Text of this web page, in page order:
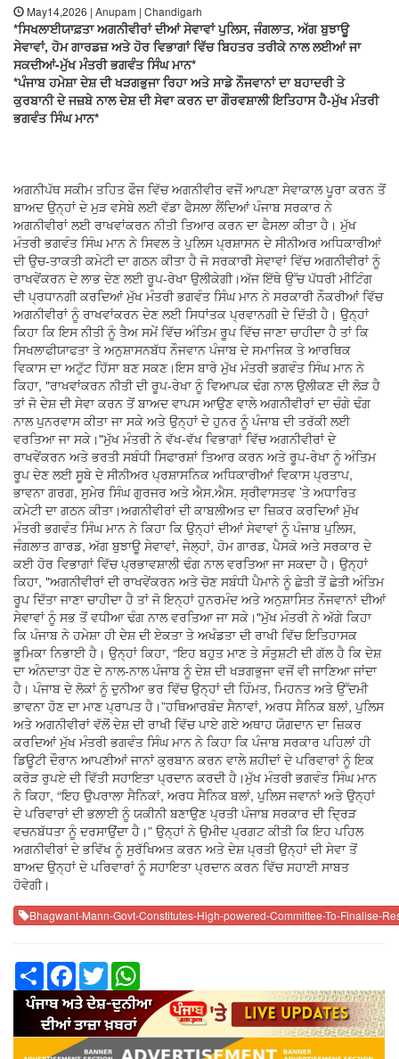
May14,2026 | Anupam | Chandigarh
*ਸਿਖਲਾਈਯਾਫ਼ਤਾ ਅਗਨੀਵੀਰਾਂ ਦੀਆਂ ਸੇਵਾਵਾਂ ਪੁਲਿਸ, ਜੰਗਲਾਤ, ਅੱਗ ਬੁਝਾਊ
ਸੇਵਾਵਾਂ, ਹੋਮ ਗਾਰਡਜ਼ ਅਤੇ ਹੋਰ ਵਿਭਾਗਾਂ ਵਿੱਚ ਬਿਹਤਰ ਤਰੀਕੇ ਨਾਲ ਲਈਆਂ ਜਾ
ਸਕਦੀਆਂ-ਮੁੱਖ ਮੰਤਰੀ ਭਗਵੰਤ ਸਿੰਘ ਮਾਨ*
*ਪੰਜਾਬ ਹਮੇਸ਼ਾ ਦੇਸ਼ ਦੀ ਖੜਗਭੁਜਾ ਰਿਹਾ ਅਤੇ ਸਾਡੇ ਨੌਜਵਾਨਾਂ ਦਾ ਬਹਾਦਰੀ ਤੇ
ਕੁਰਬਾਨੀ ਦੇ ਜਜ਼ਬੇ ਨਾਲ ਦੇਸ਼ ਦੀ ਸੇਵਾ ਕਰਨ ਦਾ ਗੌਰਵਸ਼ਾਲੀ ਇਤਿਹਾਸ ਹੈ-ਮੁੱਖ ਮੰਤਰੀ
ਭਗਵੰਤ ਸਿੰਘ ਮਾਨ*
ਅਗਨੀਪੱਥ ਸਕੀਮ ਤਹਿਤ ਫੌਜ ਵਿੱਚ ਅਗਨੀਵੀਰ ਵਜੋਂ ਆਪਣਾ ਸੇਵਾਕਾਲ ਪੂਰਾ ਕਰਨ ਤੋਂ
ਬਾਅਦ ਉਨ੍ਹਾਂ ਦੇ ਮੁੜ ਵਸੇਬੇ ਲਈ ਵੱਡਾ ਫੈਸਲਾ ਲੈਂਦਿਆਂ ਪੰਜਾਬ ਸਰਕਾਰ ਨੇ
ਅਗਨੀਵੀਰਾਂ ਲਈ ਰਾਖਵਾਂਕਰਨ ਨੀਤੀ ਤਿਆਰ ਕਰਨ ਦਾ ਫੈਸਲਾ ਕੀਤਾ ਹੈ। ਮੁੱਖ
ਮੰਤਰੀ ਭਗਵੰਤ ਸਿੰਘ ਮਾਨ ਨੇ ਸਿਵਲ ਤੇ ਪੁਲਿਸ ਪ੍ਰਸ਼ਾਸਨ ਦੇ ਸੀਨੀਅਰ ਅਧਿਕਾਰੀਆਂ
ਦੀ ਉਚ-ਤਾਕਤੀ ਕਮੇਟੀ ਦਾ ਗਠਨ ਕੀਤਾ ਹੈ ਜੋ ਸਰਕਾਰੀ ਸੇਵਾਵਾਂ ਵਿੱਚ ਅਗਨੀਵੀਰਾਂ ਨੂੰ
ਰਾਖਵੇਂਕਰਨ ਦੇ ਲਾਭ ਦੇਣ ਲਈ ਰੂਪ-ਰੇਖਾ ਉਲੀਕੇਗੀ।ਅੱਜ ਇੱਥੇ ਉੱਚ ਪੱਧਰੀ ਮੀਟਿੰਗ
ਦੀ ਪ੍ਰਧਾਨਗੀ ਕਰਦਿਆਂ ਮੁੱਖ ਮੰਤਰੀ ਭਗਵੰਤ ਸਿੰਘ ਮਾਨ ਨੇ ਸਰਕਾਰੀ ਨੌਕਰੀਆਂ ਵਿੱਚ
ਅਗਨੀਵੀਰਾਂ ਨੂੰ ਰਾਖਵਾਂਕਰਨ ਦੇਣ ਲਈ ਸਿਧਾਂਤਕ ਪ੍ਰਵਾਨਗੀ ਦੇ ਦਿੱਤੀ ਹੈ। ਉਨ੍ਹਾਂ
ਕਿਹਾ ਕਿ ਇਸ ਨੀਤੀ ਨੂੰ ਤੈਅ ਸਮੇਂ ਵਿੱਚ ਅੰਤਿਮ ਰੂਪ ਵਿੱਚ ਜਾਣਾ ਚਾਹੀਦਾ ਹੈ ਤਾਂ ਕਿ
ਸਿਖਲਾਫੀਯਾਫਤਾ ਤੇ ਅਨੁਸ਼ਾਸਨਬੱਧ ਨੌਜਵਾਨ ਪੰਜਾਬ ਦੇ ਸਮਾਜਿਕ ਤੇ ਆਰਥਿਕ
ਵਿਕਾਸ ਦਾ ਅਟੁੱਟ ਹਿੱਸਾ ਬਣ ਸਕਣ।ਇਸ ਬਾਰੇ ਮੁੱਖ ਮੰਤਰੀ ਭਗਵੰਤ ਸਿੰਘ ਮਾਨ ਨੇ
ਕਿਹਾ, "ਰਾਖਵਾਂਕਰਨ ਨੀਤੀ ਦੀ ਰੂਪ-ਰੇਖਾ ਨੂੰ ਵਿਆਪਕ ਢੰਗ ਨਾਲ ਉਲੀਕਣ ਦੀ ਲੋੜ ਹੈ
ਤਾਂ ਜੋ ਦੇਸ਼ ਦੀ ਸੇਵਾ ਕਰਨ ਤੋਂ ਬਾਅਦ ਵਾਪਸ ਆਉਣ ਵਾਲੇ ਅਗਨੀਵੀਰਾਂ ਦਾ ਚੰਗੇ ਢੰਗ
ਨਾਲ ਪੁਨਰਵਾਸ ਕੀਤਾ ਜਾ ਸਕੇ ਅਤੇ ਉਨ੍ਹਾਂ ਦੇ ਹੁਨਰ ਨੂੰ ਪੰਜਾਬ ਦੀ ਤਰੱਕੀ ਲਈ
ਵਰਤਿਆ ਜਾ ਸਕੇ।"ਮੁੱਖ ਮੰਤਰੀ ਨੇ ਵੱਖ-ਵੱਖ ਵਿਭਾਗਾਂ ਵਿੱਚ ਅਗਨੀਵੀਰਾਂ ਦੇ
ਰਾਖਵੇਂਕਰਨ ਅਤੇ ਭਰਤੀ ਸਬੰਧੀ ਸਿਫਾਰਸ਼ਾਂ ਤਿਆਰ ਕਰਨ ਅਤੇ ਰੂਪ-ਰੇਖਾ ਨੂੰ ਅੰਤਿਮ
ਰੂਪ ਦੇਣ ਲਈ ਸੂਬੇ ਦੇ ਸੀਨੀਅਰ ਪ੍ਰਸ਼ਾਸਨਿਕ ਅਧਿਕਾਰੀਆਂ ਵਿਕਾਸ ਪ੍ਰਤਾਪ,
ਭਾਵਨਾ ਗਰਗ, ਸੁਮੇਰ ਸਿੰਘ ਗੁਰਜਰ ਅਤੇ ਐਸ.ਐਸ. ਸ੍ਰੀਵਾਸਤਵ ’ਤੇ ਅਧਾਰਿਤ
ਕਮੇਟੀ ਦਾ ਗਠਨ ਕੀਤਾ।ਅਗਨੀਵੀਰਾਂ ਦੀ ਕਾਬਲੀਅਤ ਦਾ ਜ਼ਿਕਰ ਕਰਦਿਆਂ ਮੁੱਖ
ਮੰਤਰੀ ਭਗਵੰਤ ਸਿੰਘ ਮਾਨ ਨੇ ਕਿਹਾ ਕਿ ਉਨ੍ਹਾਂ ਦੀਆਂ ਸੇਵਾਵਾਂ ਨੂੰ ਪੰਜਾਬ ਪੁਲਿਸ,
ਜੰਗਲਾਤ ਗਾਰਡ, ਅੱਗ ਬੁਝਾਊ ਸੇਵਾਵਾਂ, ਜੇਲ੍ਹਾਂ, ਹੋਮ ਗਾਰਡ, ਪੈਸਕੋ ਅਤੇ ਸਰਕਾਰ ਦੇ
ਕਈ ਹੋਰ ਵਿਭਾਗਾਂ ਵਿੱਚ ਪ੍ਰਭਾਵਸ਼ਾਲੀ ਢੰਗ ਨਾਲ ਵਰਤਿਆ ਜਾ ਸਕਦਾ ਹੈ। ਉਨ੍ਹਾਂ
ਕਿਹਾ, "ਅਗਨੀਵੀਰਾਂ ਦੀ ਰਾਖਵੇਂਕਰਨ ਅਤੇ ਚੋਣ ਸਬੰਧੀ ਪੈਮਾਨੇ ਨੂੰ ਛੇਤੀ ਤੋਂ ਛੇਤੀ ਅੰਤਿਮ
ਰੂਪ ਦਿੱਤਾ ਜਾਣਾ ਚਾਹੀਦਾ ਹੈ ਤਾਂ ਜੋ ਇਨ੍ਹਾਂ ਹੁਨਰਮੰਦ ਅਤੇ ਅਨੁਸ਼ਾਸਿਤ ਨੌਜਵਾਨਾਂ ਦੀਆਂ
ਸੇਵਾਵਾਂ ਨੂੰ ਸਭ ਤੋਂ ਵਧੀਆ ਢੰਗ ਨਾਲ ਵਰਤਿਆ ਜਾ ਸਕੇ।"ਮੁੱਖ ਮੰਤਰੀ ਨੇ ਅੱਗੇ ਕਿਹਾ
ਕਿ ਪੰਜਾਬ ਨੇ ਹਮੇਸ਼ਾ ਹੀ ਦੇਸ਼ ਦੀ ਏਕਤਾ ਤੇ ਅਖੰਡਤਾ ਦੀ ਰਾਖੀ ਵਿੱਚ ਇਤਿਹਾਸਕ
ਭੂਮਿਕਾ ਨਿਭਾਈ ਹੈ। ਉਨ੍ਹਾਂ ਕਿਹਾ, “ਇਹ ਬਹੁਤ ਮਾਣ ਤੇ ਸੰਤੁਸ਼ਟੀ ਦੀ ਗੱਲ ਹੈ ਕਿ ਦੇਸ਼
ਦਾ ਅੰਨਦਾਤਾ ਹੋਣ ਦੇ ਨਾਲ-ਨਾਲ ਪੰਜਾਬ ਨੂੰ ਦੇਸ਼ ਦੀ ਖੜਗਭੁਜਾ ਵਜੋਂ ਵੀ ਜਾਣਿਆ ਜਾਂਦਾ
ਹੈ। ਪੰਜਾਬ ਦੇ ਲੋਕਾਂ ਨੂੰ ਦੁਨੀਆ ਭਰ ਵਿੱਚ ਉਨ੍ਹਾਂ ਦੀ ਹਿੰਮਤ, ਮਿਹਨਤ ਅਤੇ ਉੱਦਮੀ
ਭਾਵਨਾ ਹੋਣ ਦਾ ਮਾਣ ਪ੍ਰਾਪਤ ਹੈ।”ਹਥਿਆਰਬੰਦ ਸੈਨਾਵਾਂ, ਅਰਧ ਸੈਨਿਕ ਬਲਾਂ, ਪੁਲਿਸ
ਅਤੇ ਅਗਨੀਵੀਰਾਂ ਵੱਲੋਂ ਦੇਸ਼ ਦੀ ਰਾਖੀ ਵਿੱਚ ਪਾਏ ਗਏ ਅਥਾਹ ਯੋਗਦਾਨ ਦਾ ਜ਼ਿਕਰ
ਕਰਦਿਆਂ ਮੁੱਖ ਮੰਤਰੀ ਭਗਵੰਤ ਸਿੰਘ ਮਾਨ ਨੇ ਕਿਹਾ ਕਿ ਪੰਜਾਬ ਸਰਕਾਰ ਪਹਿਲਾਂ ਹੀ
ਡਿਊਟੀ ਦੌਰਾਨ ਆਪਣੀਆਂ ਜਾਨਾਂ ਕੁਰਬਾਨ ਕਰਨ ਵਾਲੇ ਸ਼ਹੀਦਾਂ ਦੇ ਪਰਿਵਾਰਾਂ ਨੂੰ ਇਕ
ਕਰੋੜ ਰੁਪਏ ਦੀ ਵਿੱਤੀ ਸਹਾਇਤਾ ਪ੍ਰਦਾਨ ਕਰਦੀ ਹੈ।ਮੁੱਖ ਮੰਤਰੀ ਭਗਵੰਤ ਸਿੰਘ ਮਾਨ
ਨੇ ਕਿਹਾ, “ਇਹ ਉਪਰਾਲਾ ਸੈਨਿਕਾਂ, ਅਰਧ ਸੈਨਿਕ ਬਲਾਂ, ਪੁਲਿਸ ਜਵਾਨਾਂ ਅਤੇ ਉਨ੍ਹਾਂ
ਦੇ ਪਰਿਵਾਰਾਂ ਦੀ ਭਲਾਈ ਨੂੰ ਯਕੀਨੀ ਬਣਾਉਣ ਪ੍ਰਤੀ ਪੰਜਾਬ ਸਰਕਾਰ ਦੀ ਦ੍ਰਿੜ
ਵਚਨਬੱਧਤਾ ਨੂੰ ਦਰਸਾਉਂਦਾ ਹੈ।” ਉਨ੍ਹਾਂ ਨੇ ਉਮੀਦ ਪ੍ਰਗਟ ਕੀਤੀ ਕਿ ਇਹ ਪਹਿਲ
ਅਗਨੀਵੀਰਾਂ ਦੇ ਭਵਿੱਖ ਨੂੰ ਸੁਰੱਖਿਅਤ ਕਰਨ ਅਤੇ ਦੇਸ਼ ਪ੍ਰਤੀ ਉਨ੍ਹਾਂ ਦੀ ਸੇਵਾ ਤੋਂ
ਬਾਅਦ ਉਨ੍ਹਾਂ ਦੇ ਪਰਿਵਾਰਾਂ ਨੂੰ ਸਹਾਇਤਾ ਪ੍ਰਦਾਨ ਕਰਨ ਵਿੱਚ ਸਹਾਈ ਸਾਬਤ
ਹੋਵੇਗੀ।
Bhagwant-Mann-Govt-Constitutes-High-powered-Committee-To-Finalise-
Share Facebook
Twitter